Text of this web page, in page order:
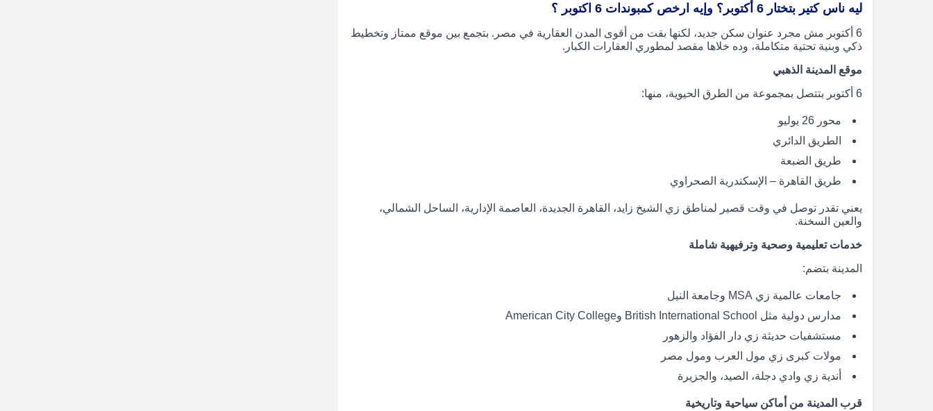
ليه ناس كتير بتختار 6 أكتوبر؟ وإيه ارخص كمبوندات 6 اكتوبر ؟
6 أكتوبر مش مجرد عنوان سكن جديد، لكنها بقت من أقوى المدن العقارية في مصر. بتجمع بين موقع ممتاز وتخطيط
ذكي وبنية تحتية متكاملة، وده خلاها مقصد لمطوري العقارات الكبار.
موقع المدينة الذهبي
6 أكتوبر بتتصل بمجموعة من الطرق الحيوية، منها:
محور 26 يوليو
الطريق الدائري
طريق الضبعة
طريق القاهرة – الإسكندرية الصحراوي
يعني تقدر توصل في وقت قصير لمناطق زي الشيخ زايد، القاهرة الجديدة، العاصمة الإدارية، الساحل الشمالي،
والعين السخنة.
خدمات تعليمية وصحية وترفيهية شاملة
المدينة بتضم:
جامعات عالمية زي MSA وجامعة النيل
مدارس دولية مثل British International School وAmerican City College
مستشفيات حديثة زي دار الفؤاد والزهور
مولات كبرى زي مول العرب ومول مصر
أندية زي وادي دجلة، الصيد، والجزيرة
قرب المدينة من أماكن سياحية وتاريخية